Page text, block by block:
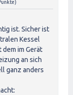
ist. Sicher ist
Kessel
im Gerät
an sich
ganz anders